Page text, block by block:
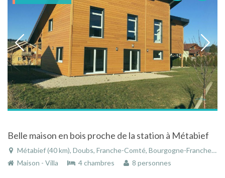
Belle maison en bois proche de la station à Métabief
Métabief (40 km), Doubs, Franche-Comté, Bourgogne-Franche-Comté, France
Maison - Villa
4 chambres 8 personnes